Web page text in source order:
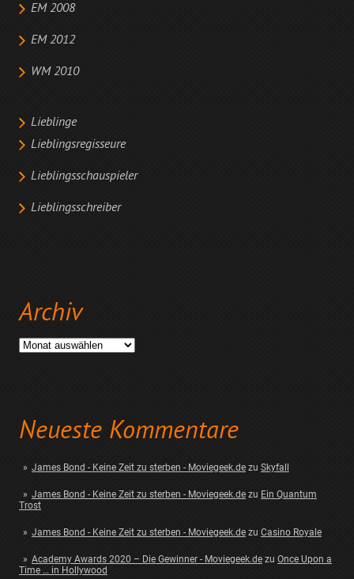
EM 2008
EM 2012
WM 2010
Lieblinge
Lieblingsregisseure
Lieblingsschauspieler
Lieblingsschreiber
Archiv
Archiv
Neueste Kommentare
James Bond - Keine Zeit zu sterben - Moviegeek.dezu Skyfall
James Bond - Keine Zeit zu sterben - Moviegeek.dezu Ein Quantum
Trost
James Bond - Keine Zeit zu sterben - Moviegeek.dezu Casino Royale
Academy Awards 2020 – Die Gewinner - Moviegeek.dezu Once Upon a
Time … in Hollywood